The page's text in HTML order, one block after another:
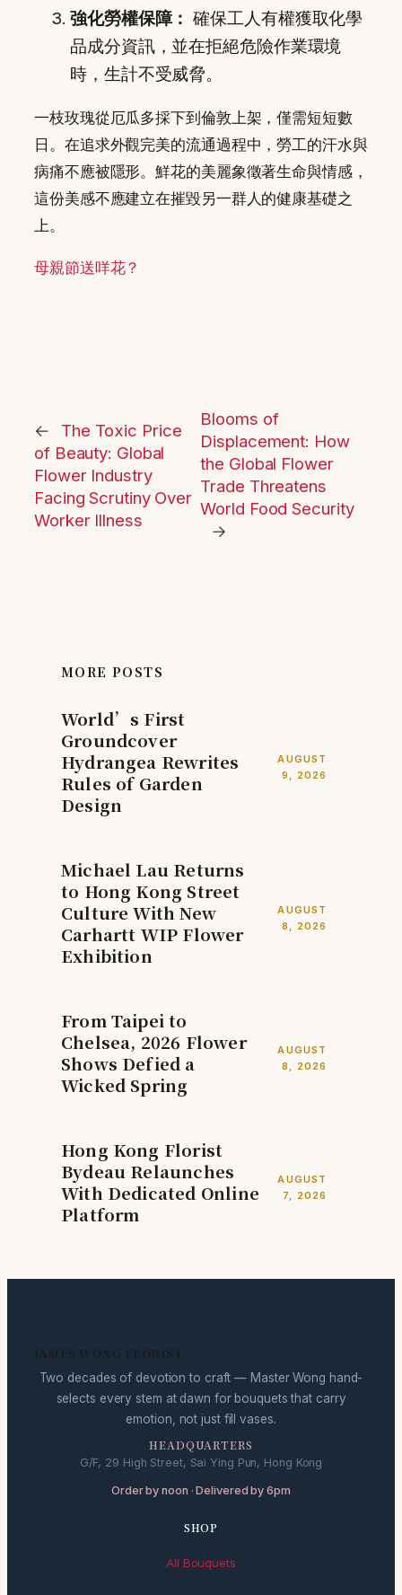
強化勞權保障： 確保工人有權獲取化學
品成分資訊，並在拒絕危險作業環境
時，生計不受威脅。
一枝玫瑰從厄瓜多採下到倫敦上架，僅需短短數
日。在追求外觀完美的流通過程中，勞工的汗水與
病痛不應被隱形。鮮花的美麗象徵著生命與情感，
這份美感不應建立在摧毀另一群人的健康基礎之
上。
母親節送咩花？
←
The Toxic Price
of Beauty: Global
Flower Industry
Facing Scrutiny Over
Worker Illness
Blooms of
Displacement: How
the Global Flower
Trade Threatens
World Food Security
→
MORE POSTS
World’s First
Groundcover
Hydrangea Rewrites
Rules of Garden
Design
AUGUST
9, 2026
Michael Lau Returns
to Hong Kong Street
Culture With New
Carhartt WIP Flower
Exhibition
AUGUST
8, 2026
From Taipei to
Chelsea, 2026 Flower
Shows Defied a
Wicked Spring
AUGUST
8, 2026
Hong Kong Florist
Bydeau Relaunches
With Dedicated Online
Platform
AUGUST
7, 2026
JAMES WONG FLORIST
Two decades of devotion to craft — Master Wong hand-
selects every stem at dawn for bouquets that carry
emotion, not just fill vases.
HEADQUARTERS
G/F, 29 High Street, Sai Ying Pun, Hong Kong
Order by noon · Delivered by 6pm
SHOP
All Bouquets